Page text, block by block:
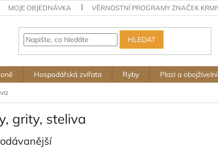
MOJE OBJEDNÁVKA VĚRNOSTNÍ PROGRAMY ZNAČEK
HLEDAT
Hospodářská zvířata Ryby Plazi a
grity, steliva